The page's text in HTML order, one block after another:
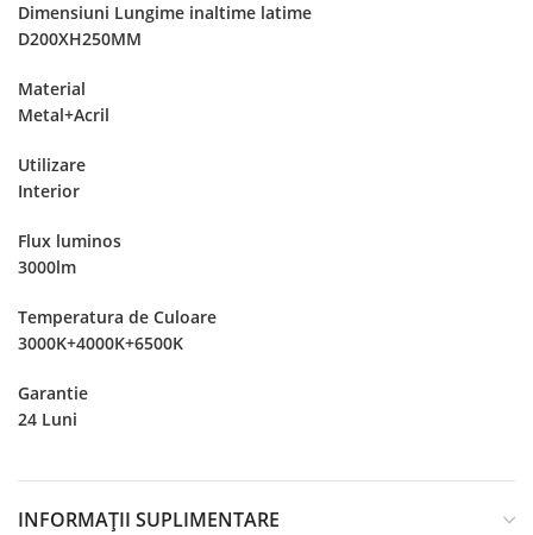
Dimensiuni Lungime inaltime latime
D200XH250MM
Material
Metal+Acril
Utilizare
Interior
Flux luminos
3000lm
Temperatura de Culoare
3000K+4000K+6500K
Garantie
24 Luni
INFORMAȚII SUPLIMENTARE